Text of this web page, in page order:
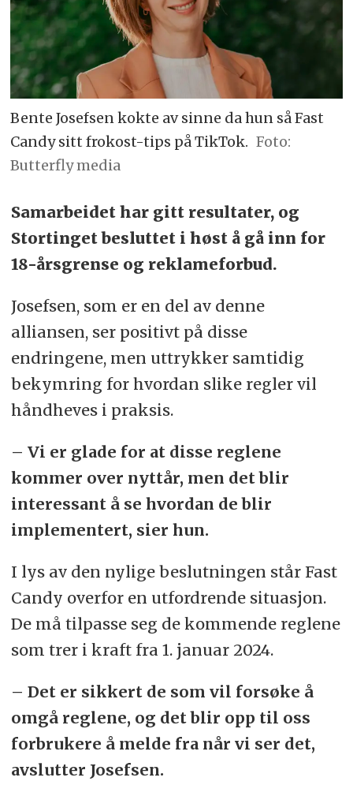
Bente Josefsen kokte av sinne da hun så Fast
Candy sitt frokost-tips på TikTok. Foto:
Butterfly media
Samarbeidet har gitt resultater, og
Stortinget besluttet i høst å gå inn for
18-årsgrense og reklameforbud.
Josefsen, som er en del av denne
alliansen, ser positivt på disse
endringene, men uttrykker samtidig
bekymring for hvordan slike regler vil
håndheves i praksis.
– Vi er glade for at disse reglene
kommer over nyttår, men det blir
interessant å se hvordan de blir
implementert, sier hun.
I lys av den nylige beslutningen står Fast
Candy overfor en utfordrende situasjon.
De må tilpasse seg de kommende reglene
som trer i kraft fra 1. januar 2024.
– Det er sikkert de som vil forsøke å
omgå reglene, og det blir opp til oss
forbrukere å melde fra når vi ser det,
avslutter Josefsen.